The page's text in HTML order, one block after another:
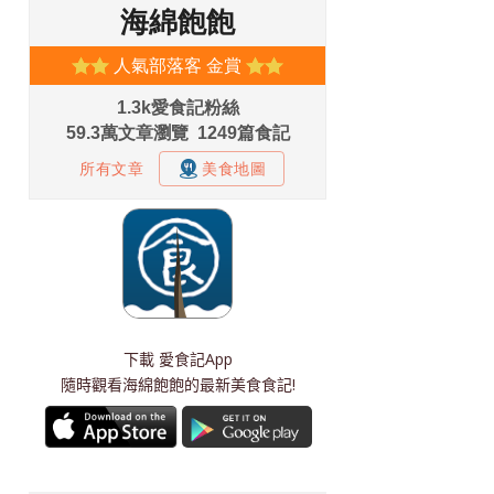
下載 愛食記App
隨時觀看海綿飽飽的最新美食食記!